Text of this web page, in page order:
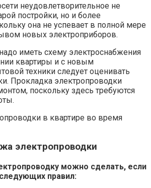
неудовлетворительное не
постройки, но и более
она не успевает в полной мере
новых электроприборов.
иметь схему электроснабжения
квартиры и с новым
техники следует оценивать
Прокладка электропроводки
поскольку здесь требуются
в квартире во время
электропроводки
можно сделать, если
правил: